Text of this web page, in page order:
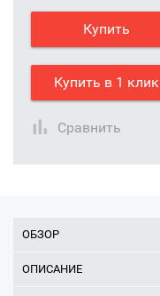
Купить
Купить в 1 клик
Сравнить
ОБЗОР
ОПИСАНИЕ